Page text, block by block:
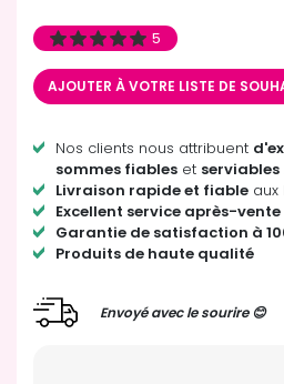
5
AJOUTER À VOTRE LISTE DE
Nos clients nous attribuent
sommes fiables et serviables
Livraison rapide et fiable aux
Excellent service après-vente
Garantie de satisfaction à
Produits de haute qualité
Envoyé avec le sourire 😊